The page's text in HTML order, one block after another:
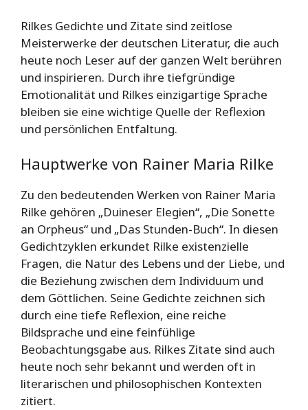
Rilkes Gedichte und Zitate sind zeitlose
Meisterwerke der deutschen Literatur, die auch
heute noch Leser auf der ganzen Welt berühren
und inspirieren. Durch ihre tiefgründige
Emotionalität und Rilkes einzigartige Sprache
bleiben sie eine wichtige Quelle der Reflexion
und persönlichen Entfaltung.
Hauptwerke von Rainer Maria Rilke
Zu den bedeutenden Werken von Rainer Maria
Rilke gehören „Duineser Elegien“, „Die Sonette
an Orpheus“ und „Das Stunden-Buch“. In diesen
Gedichtzyklen erkundet Rilke existenzielle
Fragen, die Natur des Lebens und der Liebe, und
die Beziehung zwischen dem Individuum und
dem Göttlichen. Seine Gedichte zeichnen sich
durch eine tiefe Reflexion, eine reiche
Bildsprache und eine feinfühlige
Beobachtungsgabe aus. Rilkes Zitate sind auch
heute noch sehr bekannt und werden oft in
literarischen und philosophischen Kontexten
zitiert.